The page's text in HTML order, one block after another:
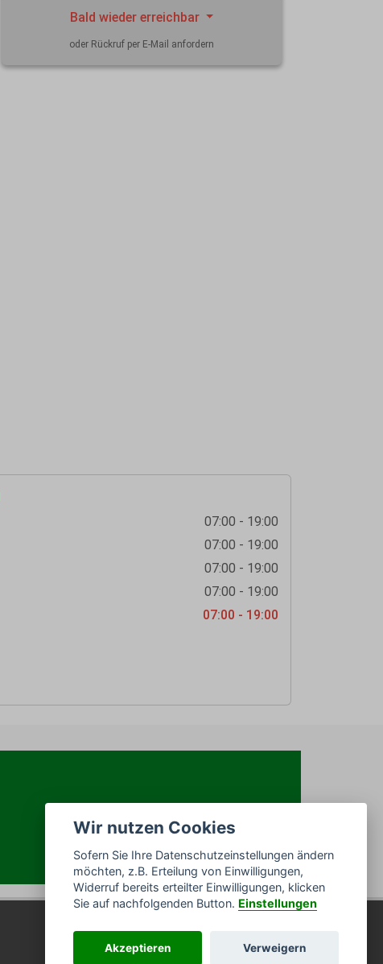
Bald wieder erreichbar
oder Rückruf per E-Mail anfordern
07:00 - 19:00
07:00 - 19:00
07:00 - 19:00
07:00 - 19:00
07:00 - 19:00
Impressum/Datenschutz Sitemap
Wir nutzen Cookies
Sofern Sie Ihre Datenschutzeinstellungen ändern
möchten, z.B. Erteilung von Einwilligungen,
Widerruf bereits erteilter Einwilligungen, klicken
Sie auf nachfolgenden Button. Einstellungen
Akzeptieren Verweigern